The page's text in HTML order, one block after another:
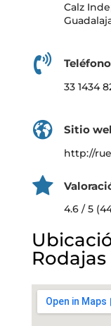
Calz
Teléfono
33 1434
Sitio
http://
4.6 / 5